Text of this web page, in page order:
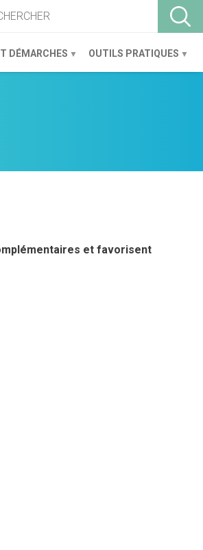
ACCUEIL
DÉMARCHES OUTILS PRATIQUES
et favorisent